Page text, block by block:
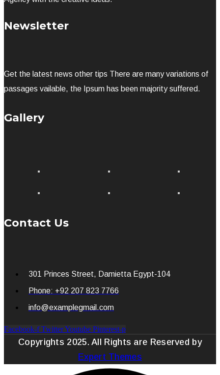
Newsletter
Get the latest news other tips There are many variations of
passages vailable, the Ipsum has been majority suffered.
Gallery
Contact Us
301 Princes Street, Damietta Egypt-104
Phone: +92 207 823 7766
info@examplegmail.com
Facebook-f TwitterYoutube Pinterest-p
Copyrights 2025. All Rights are Reserved by
Expert Themes